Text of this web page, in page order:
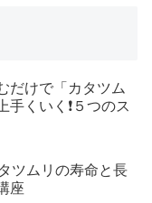
だけで「カタツム
手くいく❗️５つのス
ツムリの寿命と長
座